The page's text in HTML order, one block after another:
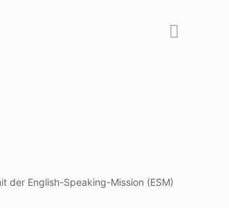
der English-Speaking-Mission (ESM)